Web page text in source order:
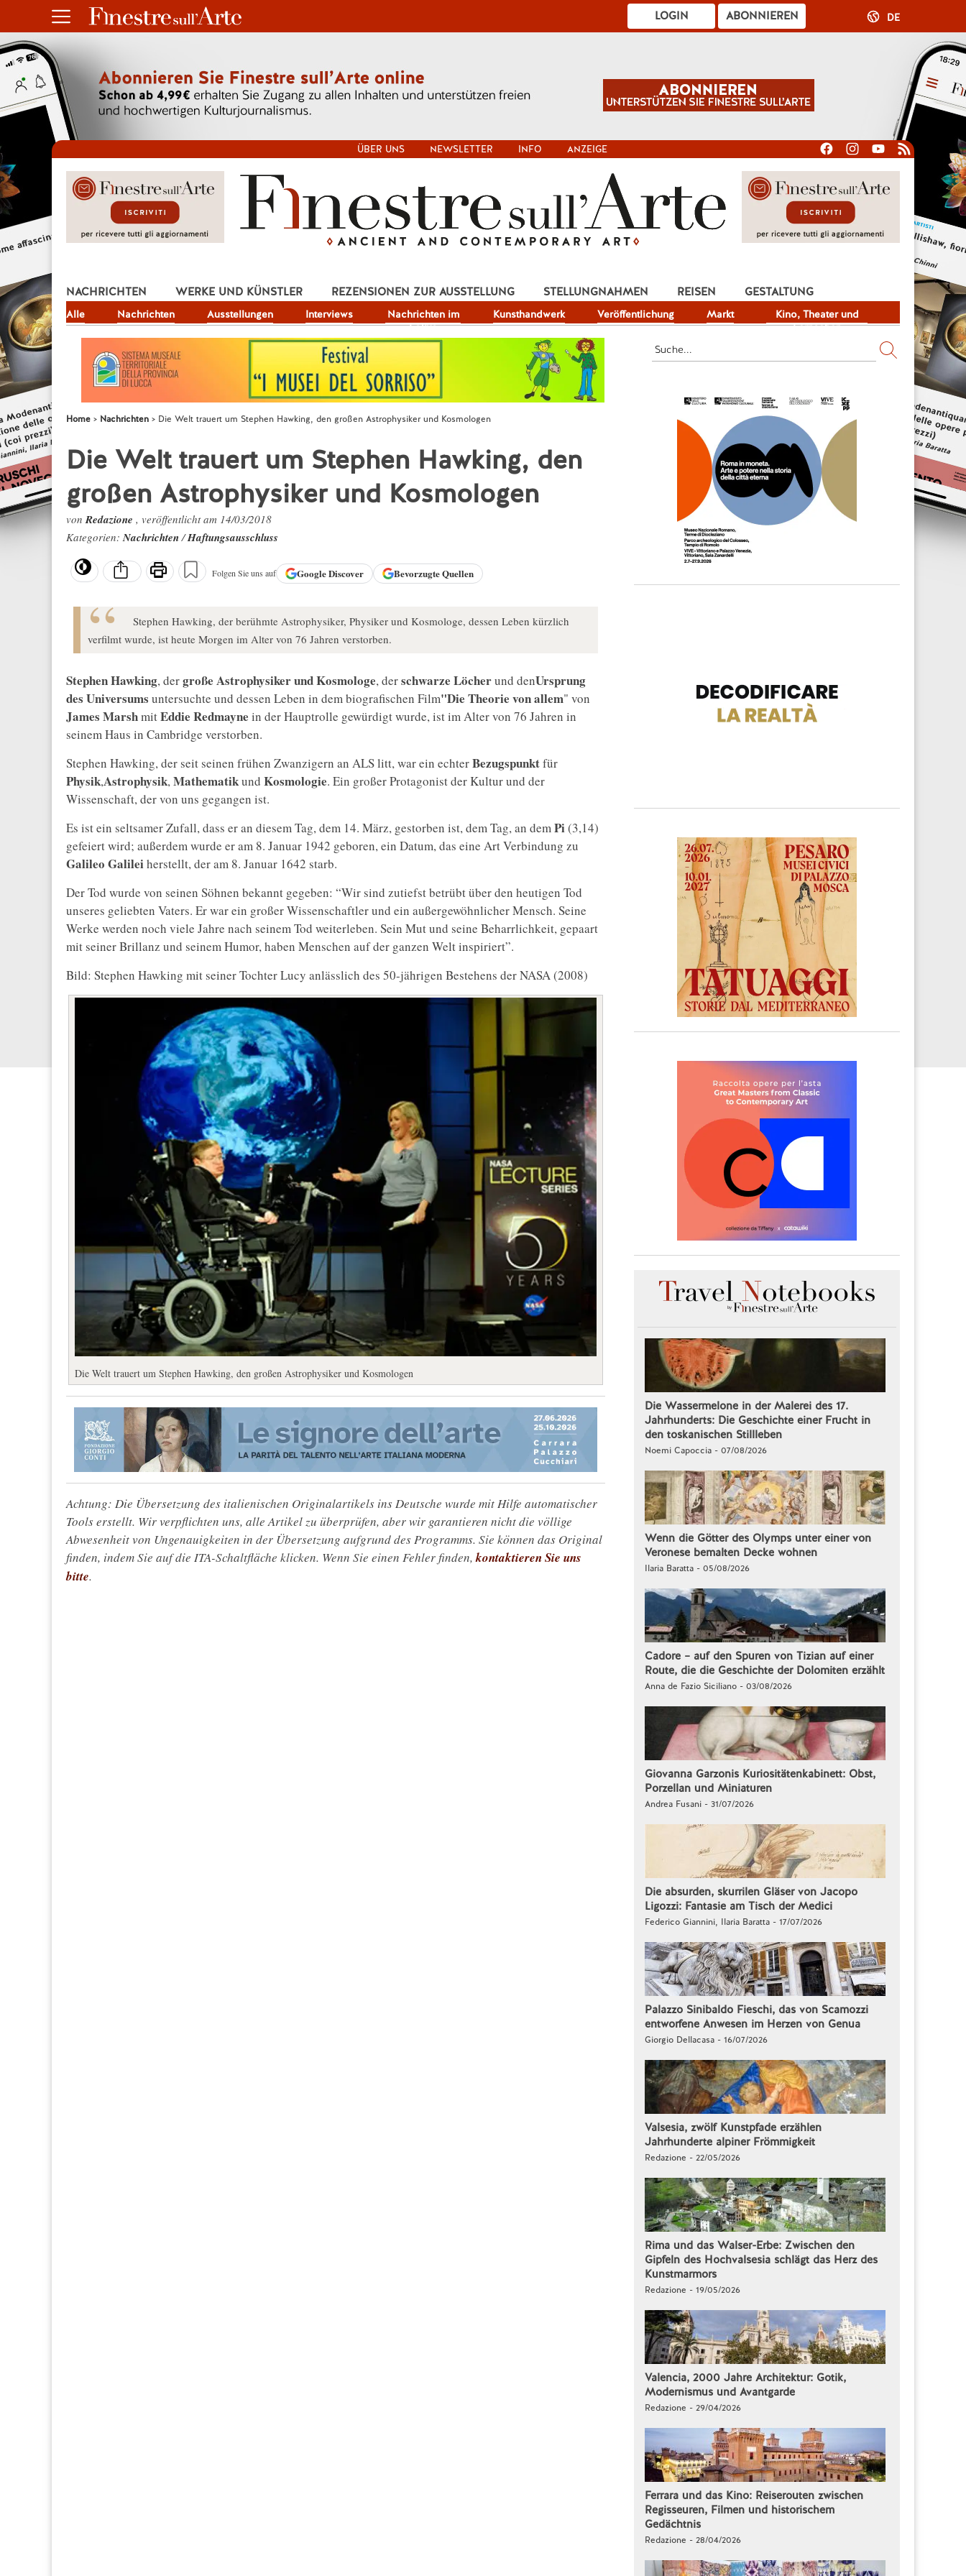
ABONNIEREN
LOGIN DE
ÜBER UNS NEWSLETTER INFO ANZEIGE
NACHRICHTEN
Alle Nachrichten Ausstellungen Interviews
Nachrichten im
Fokus
Kunsthandwerk Veröffentlichung Markt
Kino, Theater und
Fernsehen
WERKE UND KÜNSTLER REZENSIONEN ZUR AUSSTELLUNG STELLUNGNAHMEN REISEN
GESTALTUNG
JOB
Home Nachrichten Die Welt trauert um Stephen Hawking, den großen Astrophysiker und Kosmologen
Die Welt trauert um Stephen Hawking, den
großen Astrophysiker und Kosmologen
vonRedazione , veröffentlicht am 14/03/2018
Kategorien:Nachrichten/Haftungsausschluss
Folgen Sie uns auf GoogleDiscover Bevorzugte Quellen
Stephen Hawking, der berühmte Astrophysiker, Physiker und Kosmologe, dessen Leben kürzlich
verfilmt wurde, ist heute Morgen im Alter von 76 Jahren verstorben.
Stephen Hawking, dergroße Astrophysiker und Kosmologe, derschwarze Löcherund denUrsprung
des Universums untersuchte und dessen Leben in dem biografischen Film"Die Theorie von allem" von
James MarshmitEddie Redmayne in der Hauptrolle gewürdigt wurde, ist im Alter von 76 Jahren in
seinem Haus in Cambridge verstorben.
Stephen Hawking, der seit seinen frühen Zwanzigern an ALS litt, war ein echterBezugspunktfür
Physik,Astrophysik,Mathematikund Kosmologie. Ein großer Protagonist der Kultur und der
Wissenschaft, der von uns gegangen ist.
Es ist ein seltsamer Zufall, dass er an diesem Tag, dem 14. März, gestorben ist, dem Tag, an demPi(3,14)
gefeiert wird; außerdem wurde er am 8. Januar 1942 geboren, ein Datum, das eine Art Verbindung zu
Galileo Galileiherstellt, der am 8. Januar 1642 starb.
Der Tod wurde von seinen Söhnen bekannt gegeben: “Wir sind zutiefst betrübt über den heutigen Tod
unseres geliebten Vaters. Er war ein großer Wissenschaftler und ein außergewöhnlicher Mensch. Seine
Werke werden noch viele Jahre nach seinem Tod weiterleben. Sein Mut und seine Beharrlichkeit, gepaart
mit seiner Brillanz und seinem Humor, haben Menschen auf der ganzen Welt inspiriert”.
Bild: Stephen Hawking mit seiner Tochter Lucy anlässlich des 50-jährigen Bestehens der NASA (2008)
Die Welt trauert um Stephen Hawking, den großen Astrophysiker und Kosmologen
Achtung: Die Übersetzung des italienischen Originalartikels ins Deutsche wurde mit Hilfe automatischer
Tools erstellt. Wir verpflichten uns, alle Artikel zu überprüfen, aber wir garantieren nicht die völlige
Abwesenheit von Ungenauigkeiten in der Übersetzung aufgrund des Programms. Sie können das Original
finden, indem Sie auf die ITA-Schaltfläche klicken. Wenn Sie einen Fehler finden,kontaktieren Sie uns
bitte.
Die Wassermelone in der Malerei des 17.
Jahrhunderts: Die Geschichte einer Frucht in
den toskanischen Stillleben
Noemi Capoccia - 07/08/2026
Wenn die Götter des Olymps unter einer von
Veronese bemalten Decke wohnen
Ilaria Baratta - 05/08/2026
Cadore – auf den Spuren von Tizian auf einer
Route, die die Geschichte der Dolomiten erzählt
Anna de Fazio Siciliano - 03/08/2026
Giovanna Garzonis Kuriositätenkabinett: Obst,
Porzellan und Miniaturen
Andrea Fusani - 31/07/2026
Die absurden, skurrilen Gläser von Jacopo
Ligozzi: Fantasie am Tisch der Medici
Federico Giannini, Ilaria Baratta - 17/07/2026
Palazzo Sinibaldo Fieschi, das von Scamozzi
entworfene Anwesen im Herzen von Genua
Giorgio Dellacasa - 16/07/2026
Valsesia, zwölf Kunstpfade erzählen
Jahrhunderte alpiner Frömmigkeit
Redazione - 22/05/2026
Rima und das Walser-Erbe: Zwischen den
Gipfeln des Hochvalsesia schlägt das Herz des
Kunstmarmors
Redazione - 19/05/2026
Valencia, 2000 Jahre Architektur: Gotik,
Modernismus und Avantgarde
Redazione - 29/04/2026
Ferrara und das Kino: Reiserouten zwischen
Regisseuren, Filmen und historischem
Gedächtnis
Redazione - 28/04/2026